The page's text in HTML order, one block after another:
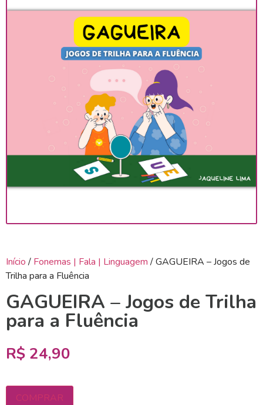
Início / Fonemas | Fala | Linguagem / GAGUEIRA – Jogos de
Trilha para a Fluência
GAGUEIRA – Jogos de Trilha
para a Fluência
R$ 24,90
COMPRAR